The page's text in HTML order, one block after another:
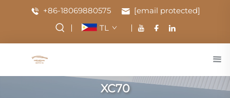
+86-18069880575
[email protected]
TL
XC70